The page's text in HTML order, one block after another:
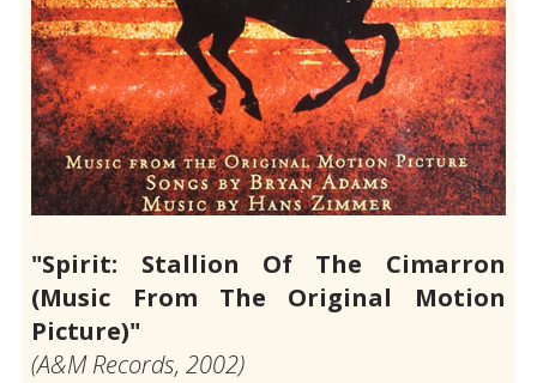
"Spirit: Stallion Of The Cimarron
(Music From The Original Motion
Picture)"
(Α&Μ Records, 2002)